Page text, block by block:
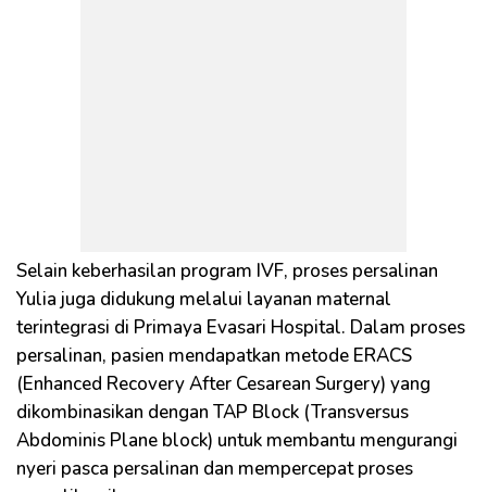
Selain keberhasilan program IVF, proses persalinan
Yulia juga didukung melalui layanan maternal
terintegrasi di Primaya Evasari Hospital. Dalam proses
persalinan, pasien mendapatkan metode ERACS
(Enhanced Recovery After Cesarean Surgery) yang
dikombinasikan dengan TAP Block (Transversus
Abdominis Plane block) untuk membantu mengurangi
nyeri pasca persalinan dan mempercepat proses